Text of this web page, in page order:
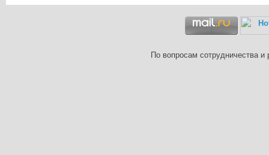
По вопросам сотрудничества